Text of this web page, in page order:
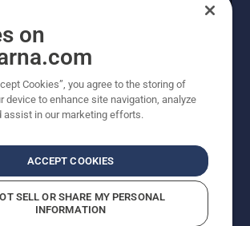
ΣΤΟ ΕΝΗΜΕΡΩΤΙΚΌ ΔΕΛΤΊΟ
on
Cookies”, you agree to the storing of
device to enhance site navigation, analyze
assist in our marketing efforts.
ACCEPT COOKIES
SELL OR SHARE MY PERSONAL
INFORMATION